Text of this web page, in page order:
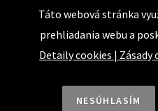
Cena Ernesta Valka
Študentská esej
Deň daňového odbremenenia
Táto webová stránka
prehliadania webu a
Detaily cookies | Zásady
NESÚHLASÍM